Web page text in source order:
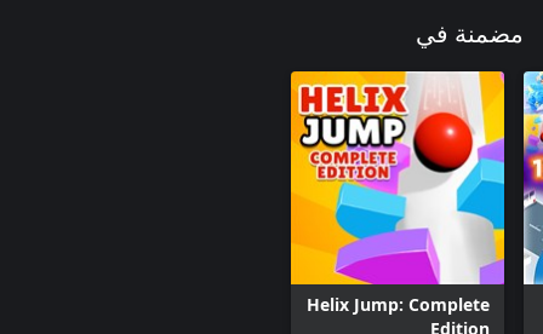
مضمنة في
Helix Jump: Complete
Edition